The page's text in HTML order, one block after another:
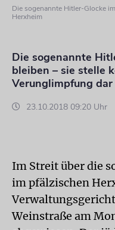
Die sogenannte Hitler-Glocke
Herxheim
Die sogenannte
bleiben – sie stelle
Verunglimpfung dar
23.10.2018 09:20 Uhr
Im Streit über die
im pfälzischen
Weinstraße am